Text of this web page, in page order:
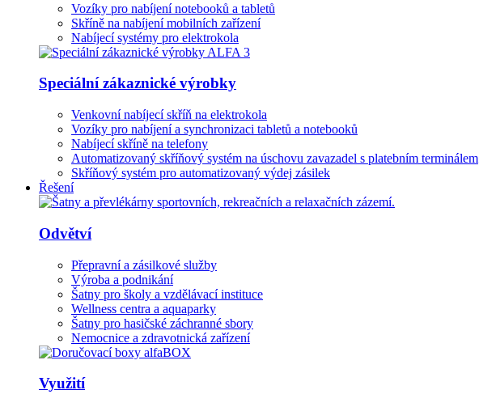
Vozíky pro nabíjení notebooků a tabletů
Skříně na nabíjení mobilních zařízení
Nabíjecí systémy pro elektrokola
Speciální zákaznické výrobky
Venkovní nabíjecí skříň na elektrokola
Vozíky pro nabíjení a synchronizaci tabletů a notebooků
Nabíjecí skříně na telefony
Automatizovaný skříňový systém na úschovu zavazadel s platebním terminálem
Skříňový systém pro automatizovaný výdej zásilek
Řešení
Odvětví
Přepravní a zásilkové služby
Výroba a podnikání
Šatny pro školy a vzdělávací instituce
Wellness centra a aquaparky
Šatny pro hasičské záchranné sbory
Nemocnice a zdravotnická zařízení
Využití